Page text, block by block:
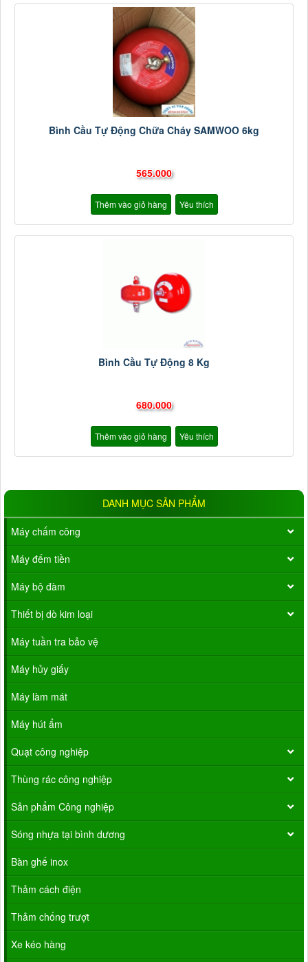
Bình Cầu Tự Động Chữa Cháy SAMWOO 6kg
565.000
Thêm vào giỏ hàng Yêu thích
Bình Cầu Tự Động 8 Kg
680.000
Thêm vào giỏ hàng Yêu thích
DANH MỤC SẢN PHẨM
Máy chấm công
Máy đếm tiền
Máy bộ đàm
Thiết bị dò kim loại
Máy tuần tra bảo vệ
Máy hủy giấy
Máy làm mát
Máy hút ẩm
Quạt công nghiệp
Thùng rác công nghiệp
Sản phẩm Công nghiệp
Sóng nhựa tại bình dương
Bàn ghế inox
Thảm cách điện
Thảm chống trượt
Xe kéo hàng